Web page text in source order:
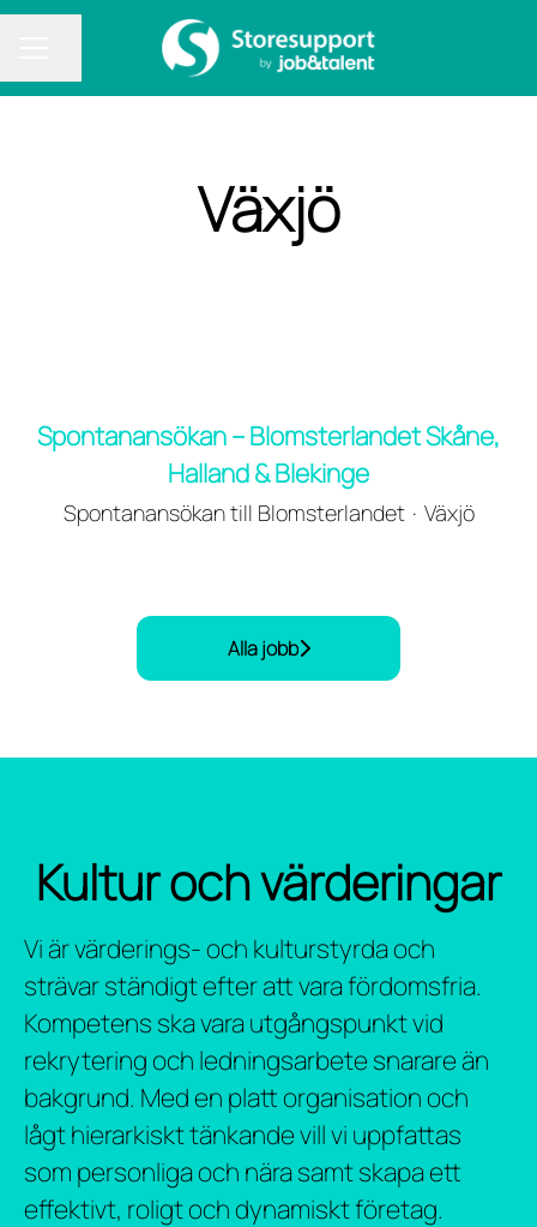
Växjö
Spontanansökan – Blomsterlandet Skåne,
Halland & Blekinge
Spontanansökan till Blomsterlandet · Växjö
Alla jobb
Kultur och värderingar
Vi är värderings- och kulturstyrda och
strävar ständigt efter att vara fördomsfria.
Kompetens ska vara utgångspunkt vid
rekrytering och ledningsarbete snarare än
bakgrund. Med en platt organisation och
lågt hierarkiskt tänkande vill vi uppfattas
som personliga och nära samt skapa ett
effektivt, roligt och dynamiskt företag.